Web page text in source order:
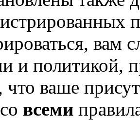
вам
и политикой,
ваше
всеми